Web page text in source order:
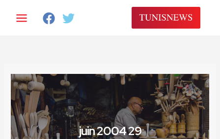
المحتوى
29 juin 2004